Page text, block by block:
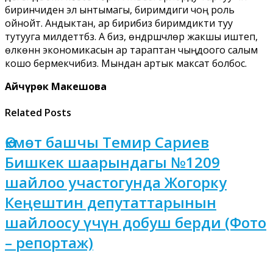
биринчиден эл ынтымагы, биримдиги чоң роль
ойнойт. Андыктан, ар бирибиз биримдикти туу
тутууга милдеттүүбүз. А биз, өндүрүшчүлөр жакшы иштеп,
өлкөнүн экономикасын ар тараптан чыңдоого салым
кошо бермекчибиз. Мындан артык максат болбос.
Айчүрөк Макешова
Related Posts
Өкмөт башчы Темир Сариев
Бишкек шаарындагы №1209
шайлоо участогунда Жогорку
Кеңештин депутаттарынын
шайлоосу үчүн добуш берди (Фото
– репортаж)